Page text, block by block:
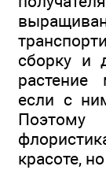
сборку и
растение
если с
красоте,